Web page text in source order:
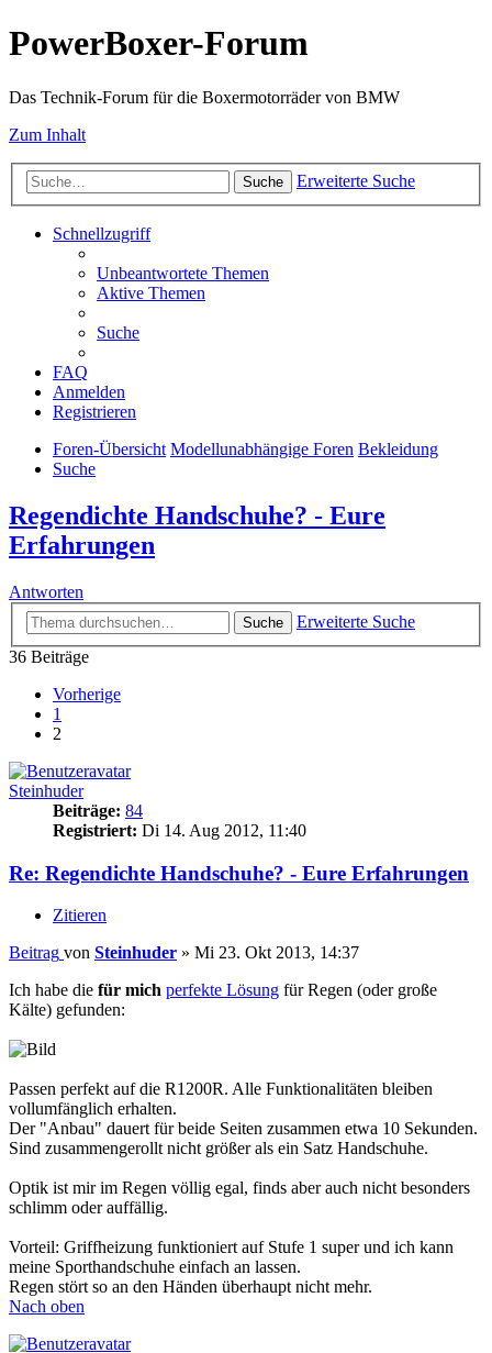
PowerBoxer-Forum
Das Technik-Forum für die Boxermotorräder von BMW
Zum Inhalt
Suche Erweiterte Suche
Schnellzugriff
Unbeantwortete Themen
Aktive Themen
Suche
FAQ
Anmelden
Registrieren
Foren-Übersicht Modellunabhängige Foren Bekleidung
Suche
Regendichte Handschuhe? - Eure
Erfahrungen
Antworten
Suche
Erweiterte Suche
36 Beiträge
Vorherige
1
2
Steinhuder
Beiträge: 84
Registriert: Di 14. Aug 2012, 11:40
Re: Regendichte Handschuhe? - Eure Erfahrungen
Zitieren
Beitrag von Steinhuder » Mi 23. Okt 2013, 14:37
Ich habe die für mich perfekte Lösung für Regen (oder große
Kälte) gefunden:
Passen perfekt auf die R1200R. Alle Funktionalitäten bleiben
vollumfänglich erhalten.
Der "Anbau" dauert für beide Seiten zusammen etwa 10 Sekunden.
Sind zusammengerollt nicht größer als ein Satz Handschuhe.
Optik ist mir im Regen völlig egal, finds aber auch nicht besonders
schlimm oder auffällig.
Vorteil: Griffheizung funktioniert auf Stufe 1 super und ich kann
meine Sporthandschuhe einfach an lassen.
Regen stört so an den Händen überhaupt nicht mehr.
Nach oben